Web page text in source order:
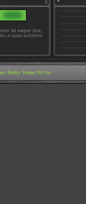
sit eaque ipsa,
et quasi architecto
Policy Terms Of Use